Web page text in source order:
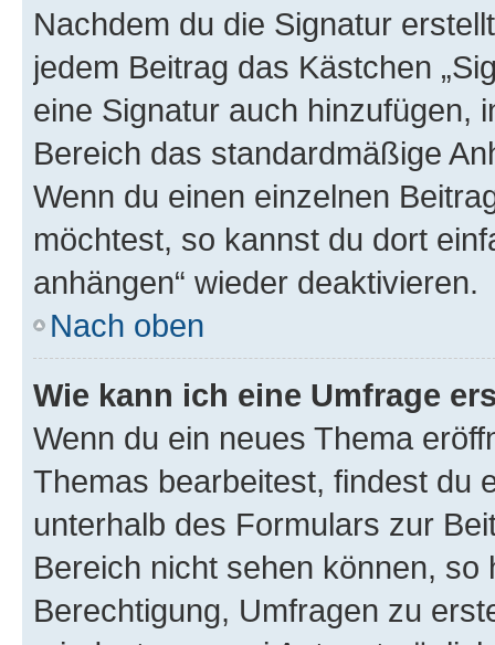
Nachdem du die Signatur
jedem Beitrag das Kästchen
eine Signatur auch hinzufügen,
Bereich das standardmäßige
Wenn du einen einzelnen
möchtest, so kannst du dort
anhängen“ wieder deaktivieren.
Nach oben
Wie kann ich eine Umfrage
Wenn du ein neues Thema
Themas bearbeitest, findest du
unterhalb des Formulars zur
Bereich nicht sehen können,
Berechtigung, Umfragen zu